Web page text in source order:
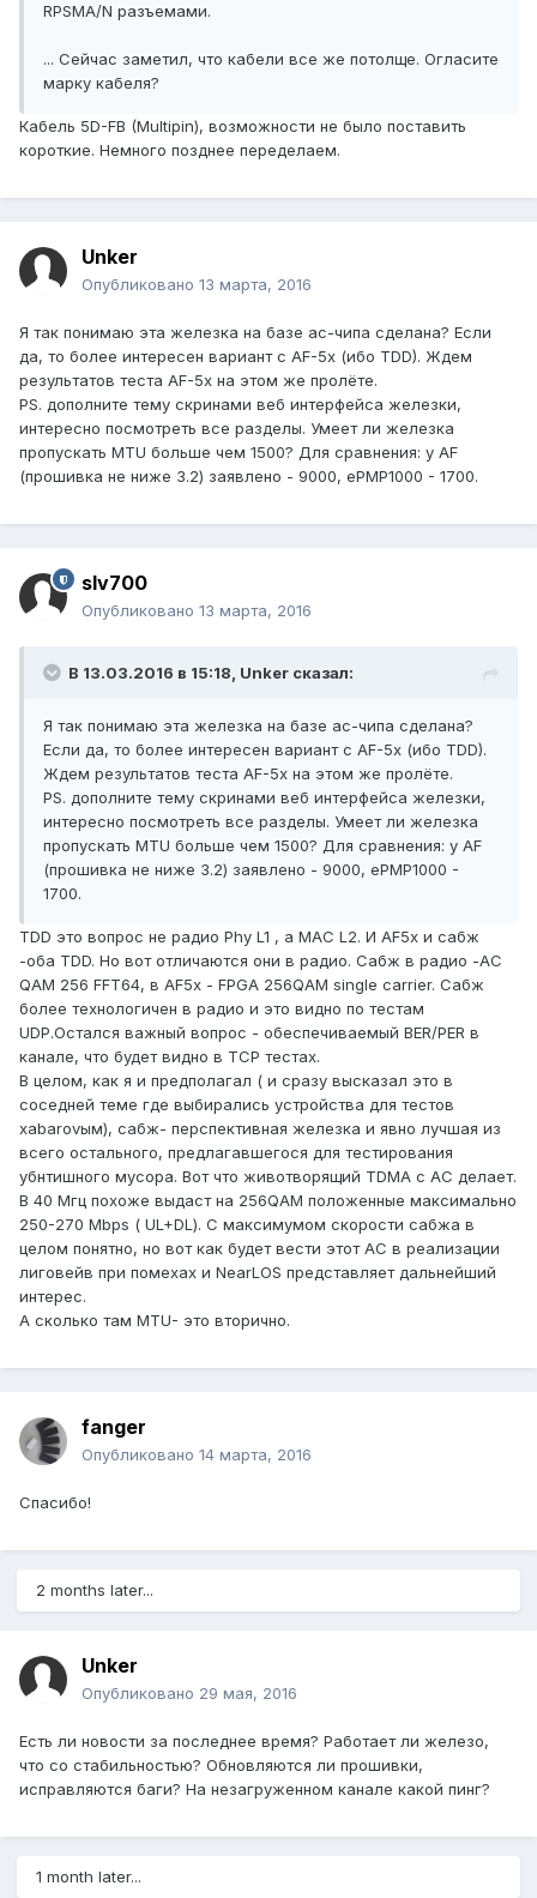
RPSMA/N разъемами.
... Сейчас заметил, что кабели все же потолще. Огласите
марку кабеля?
Кабель 5D-FB (Multipin), возможности не было поставить
короткие. Немного позднее переделаем.
Unker
Опубликовано 13 марта, 2016
Я так понимаю эта железка на базе ac-чипа сделана? Если
да, то более интересен вариант с AF-5x (ибо TDD). Ждем
результатов теста AF-5x на этом же пролёте.
PS. дополните тему скринами веб интерфейса железки,
интересно посмотреть все разделы. Умеет ли железка
пропускать MTU больше чем 1500? Для сравнения: у AF
(прошивка не ниже 3.2) заявлено - 9000, ePMP1000 - 1700.
slv700
Опубликовано 13 марта, 2016
В 13.03.2016 в 15:18, Unker сказал:
Я так понимаю эта железка на базе ac-чипа сделана?
Если да, то более интересен вариант с AF-5x (ибо TDD).
Ждем результатов теста AF-5x на этом же пролёте.
PS. дополните тему скринами веб интерфейса железки,
интересно посмотреть все разделы. Умеет ли железка
пропускать MTU больше чем 1500? Для сравнения: у AF
(прошивка не ниже 3.2) заявлено - 9000, ePMP1000 -
1700.
TDD это вопрос не радио Phy L1 , а MAC L2. И AF5x и сабж
-оба TDD. Но вот отличаются они в радио. Сабж в радио -АС
QAM 256 FFT64, в AF5x - FPGA 256QAM single carrier. Сабж
более технологичен в радио и это видно по тестам
UDP.Остался важный вопрос - обеспечиваемый BER/PER в
канале, что будет видно в TCP тестах.
В целом, как я и предполагал ( и сразу высказал это в
соседней теме где выбирались устройства для тестов
xabarovым), сабж- перспективная железка и явно лучшая из
всего остального, предлагавшегося для тестирования
убнтишного мусора. Вот что животворящий TDMA c АС делает.
В 40 Мгц похоже выдаст на 256QAM положенные максимально
250-270 Mbps ( UL+DL). С максимумом скорости сабжа в
целом понятно, но вот как будет вести этот АС в реализации
лиговейв при помехах и NearLOS представляет дальнейший
интерес.
А сколько там MTU- это вторично.
fanger
Опубликовано 14 марта, 2016
Спасибо!
2 months later...
Unker
Опубликовано 29 мая, 2016
Есть ли новости за последнее время? Работает ли железо,
что со стабильностью? Обновляются ли прошивки,
исправляются баги? На незагруженном канале какой пинг?
1 month later...